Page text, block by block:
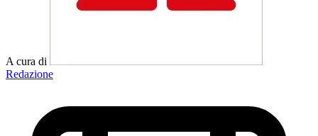
A cura di
Redazione